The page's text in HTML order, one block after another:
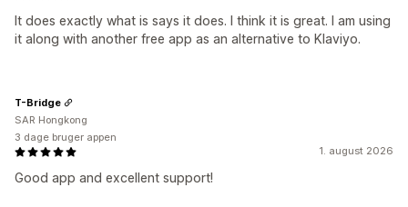
It does exactly what is says it does. I think it is great. I am using
it along with another free app as an alternative to Klaviyo.
1. august 2026
Good app and excellent support!
T-Bridge
SAR Hongkong
3 dage bruger appen